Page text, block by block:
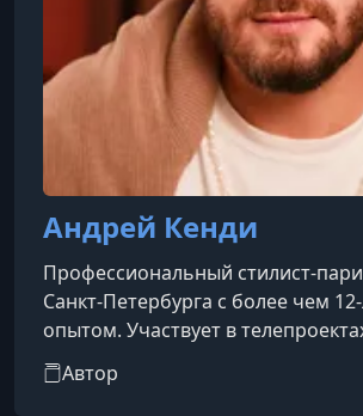
Андрей Кенди
Профессиональный стилист-
Санкт-Петербурга с более чем
опытом. Участвует в
шоу, создает индивидуальные
стрижки и окрашивания.
Автор